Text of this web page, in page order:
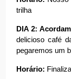
trilha
DIA 2:
delicioso café
pegaremos um
Horário: